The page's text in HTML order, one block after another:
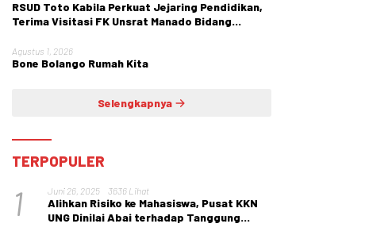
RSUD Toto Kabila Perkuat Jejaring Pendidikan,
Terima Visitasi FK Unsrat Manado Bidang
Agustus 1, 2026
Bone Bolango Rumah Kita
Selengkapnya
TERPOPULER
1 Juni 26, 2025 3636 Lihat
Alihkan Risiko ke Mahasiswa, Pusat KKN
UNG Dinilai Abai terhadap Tanggung